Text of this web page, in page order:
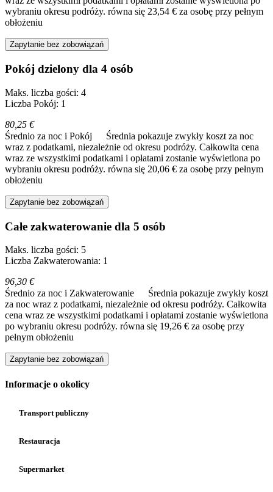
wybraniu okresu podróży. równa się 23,54 € za osobę przy pełnym
obłożeniu
Zapytanie bez zobowiązań
Pokój dzielony dla 4 osób
Maks. liczba gości: 4
Liczba Pokój: 1
80,25 €
Średnio za noc i Pokój
Średnia pokazuje zwykły koszt za noc
wraz z podatkami, niezależnie od okresu podróży. Całkowita cena
wraz ze wszystkimi podatkami i opłatami zostanie wyświetlona po
wybraniu okresu podróży. równa się 20,06 € za osobę przy pełnym
obłożeniu
Zapytanie bez zobowiązań
Całe zakwaterowanie dla 5 osób
Maks. liczba gości: 5
Liczba Zakwaterowania: 1
96,30 €
Średnio za noc i Zakwaterowanie
Średnia pokazuje zwykły koszt
za noc wraz z podatkami, niezależnie od okresu podróży. Całkowita
cena wraz ze wszystkimi podatkami i opłatami zostanie wyświetlona
po wybraniu okresu podróży. równa się 19,26 € za osobę przy
pełnym obłożeniu
Zapytanie bez zobowiązań
Informacje o okolicy
Transport publiczny
Restauracja
Supermarket